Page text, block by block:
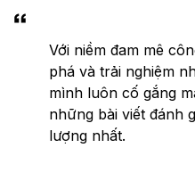
Với niềm đam mê
phá và trải nghiệm
mình luôn cố gắng
những bài viết đánh
lượng nhất.